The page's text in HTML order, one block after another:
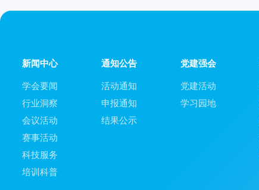
新闻中心
学会要闻
行业洞察
会议活动
赛事活动
科技服务
培训科普
通知公告
活动通知
申报通知
结果公示
党建强会
党建活动
学习园地